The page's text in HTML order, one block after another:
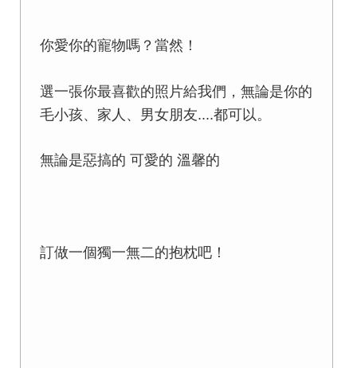
你愛你的寵物嗎？當然！
選一張你最喜歡的照片給我們，無論是你的
毛小孩、家人、男女朋友....都可以。
無論是惡搞的 可愛的 溫馨的
訂做一個獨一無二的抱枕吧！